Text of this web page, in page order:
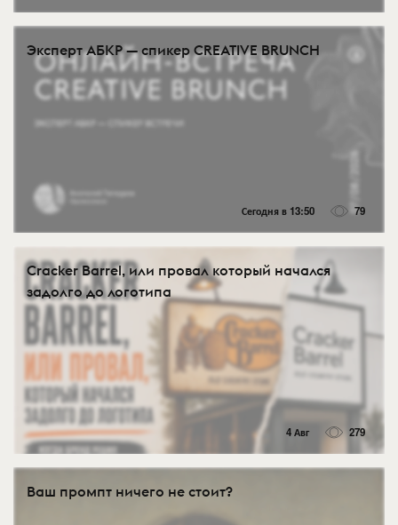
Эксперт АБКР — спикер CREATIVE BRUNCH
Сегодня в 13:50 79
Cracker Barrel, или провал который начался
задолго до логотипа
4 Авг 279
Ваш промпт ничего не стоит?